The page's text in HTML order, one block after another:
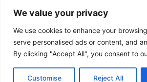
We value your privacy
We use cookies to enhance your
serve personalised ads or content, and
By clicking "Accept All", you consent to
Customise Reject All
o
k
Współpracujemy z Muzeum
© 2022 All rights Reserved.
Projekt strony internetowej: tomasz-